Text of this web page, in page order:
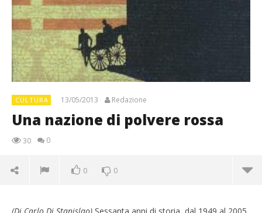
CULTURA 13/05/2013 Redazione
Una nazione di polvere rossa
30 0
0 0